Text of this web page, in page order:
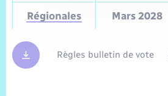
Régionales Mars 2028
Règles bulletin de vote